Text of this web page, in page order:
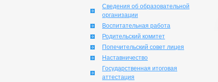
Сведения об образовательной
организации
Воспитательная работа
Родительский комитет
Попечительский совет лицея
Наставничество
Государственная итоговая
аттестация